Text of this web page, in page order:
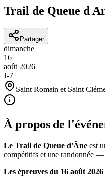
Trail de Queue d
Partager
dimanche
16
août 2026
J-7
Saint Romain et Saint
À propos de
Le Trail de Queue d'Âne est
compétitifs et une randonnée —
Les épreuves du 16 août 2026